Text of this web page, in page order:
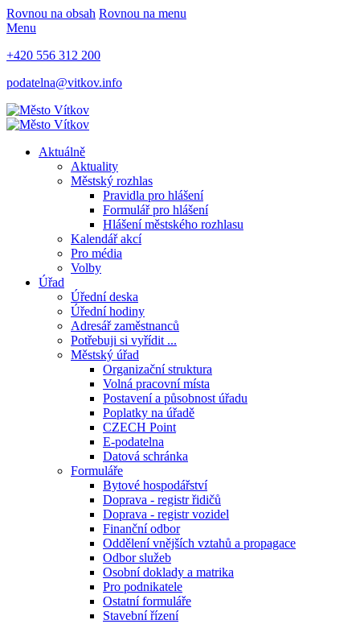
Rovnou na obsah Rovnou na menu
Menu
+420 556 312 200
podatelna@vitkov.info
Aktuálně
Aktuality
Městský rozhlas
Pravidla pro hlášení
Formulář pro hlášení
Hlášení městského rozhlasu
Kalendář akcí
Pro média
Volby
Úřad
Úřední deska
Úřední hodiny
Adresář zaměstnanců
Potřebuji si vyřídit ...
Městský úřad
Organizační struktura
Volná pracovní místa
Postavení a působnost úřadu
Poplatky na úřadě
CZECH Point
E-podatelna
Datová schránka
Formuláře
Bytové hospodářství
Doprava - registr řidičů
Doprava - registr vozidel
Finanční odbor
Oddělení vnějších vztahů a propagace
Odbor služeb
Osobní doklady a matrika
Pro podnikatele
Ostatní formuláře
Stavební řízení